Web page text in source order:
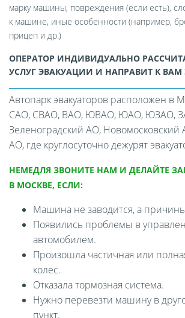
марку машины, повреждения (если есть),
к машине, иные особенности (например,
прицеп и др.)
ОПЕРАТОР ИНДИВИДУАЛЬНО
УСЛУГ ЭВАКУАЦИИ И НАПРАВИТ К ВАМ
Автопарк эвакуаторов расположен в
САО, СВАО, ВАО, ЮВАО, ЮАО, ЮЗАО,
Зеленоградский АО, Новомосковский
АО, где круглосуточно дежурят
НЕМЕДЛЯ ЗВОНИТЕ НАМ И ДЕЛАЙТЕ
В МОСКВЕ, ЕСЛИ:
Машина не заводится, а
Появились проблемы в
автомобилем.
Произошла частичная или
колес.
Отказала тормозная система.
Нужно перевезти машину в
пункт.